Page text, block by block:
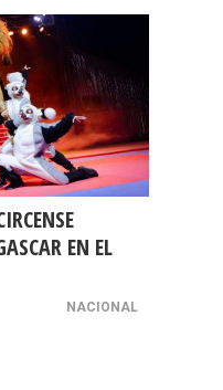
EN EL
NACIONAL